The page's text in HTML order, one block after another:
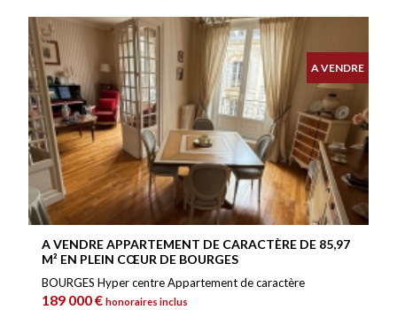
A VENDRE
A VENDRE APPARTEMENT DE CARACTÈRE DE 85,97
M² EN PLEIN CŒUR DE BOURGES
BOURGES Hyper centre Appartement de caractère
189 000 €honoraires inclus